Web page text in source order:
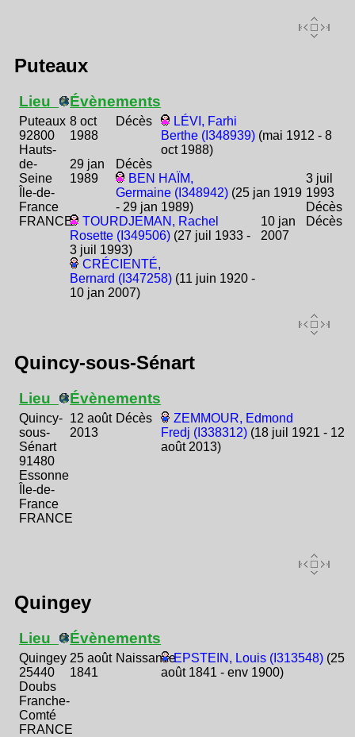
Puteaux
Lieu
Puteaux
92800
Hauts-
de-
Seine
Île-de-
France
FRANCE
Évènements
8 oct
1988
Décès
LÉVI, Farhi
Berthe (I348939) (mai 1912 - 8
oct 1988)
29 jan
1989
Décès
BEN HAÏM,
Germaine (I348942)(25 jan 1919
- 29 jan 1989)
3 juil
1993
Décès
TOURDJEMAN, Rachel
Rosette (I349506) (27 juil 1933 -
3 juil 1993)
10 jan
2007
Décès
CRÉCIENTÉ,
Bernard (I347258) (11 juin 1920 -
10 jan 2007)
Quincy-sous-Sénart
Lieu
Quincy-
sous-
Sénart
91480
Essonne
Île-de-
France
FRANCE
Évènements
12 août
2013
Décès
ZEMMOUR, Edmond
Fredj (I338312) (18 juil 1921 - 12
août 2013)
Quingey
Lieu
Quingey
25440
Doubs
Franche-
Comté
FRANCE
Évènements
25 août
1841
NaissanceEPSTEIN, Louis (I313548) (25
août 1841 - env 1900)